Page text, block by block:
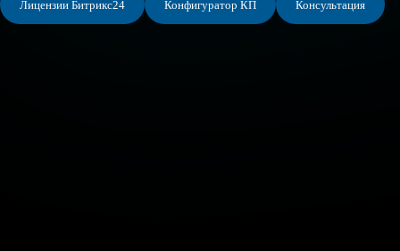
Лицензии Битрикс24 Конфигуратор КП Консультация